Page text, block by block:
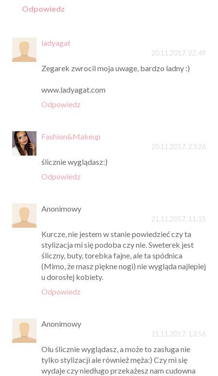
Odpowiedz
ladyagat
20.11.2017, 22:49
Zegarek zwrocil moja uwage, bardzo ladny :)
www.ladyagat.com
Odpowiedz
Fashion&Makeup
20.11.2017, 23:26
ślicznie wyglądasz:)
Odpowiedz
Anonimowy
21.11.2017, 11:15
Kurcze, nie jestem w stanie powiedzieć czy ta
stylizacja mi się podoba czy nie. Sweterek jest
śliczny, buty, torebka fajne, ale ta spódnica
(Mimo, że masz piękne nogi) nie wygląda najlepiej
u dorosłej kobiety.
Odpowiedz
Anonimowy
21.11.2017, 13:56
Olu ślicznie wyglądasz, a może to zasługa nie
tylko stylizacji ale również męża:) Czy mi się
wydaje czy niedługo przekażesz nam cudowna